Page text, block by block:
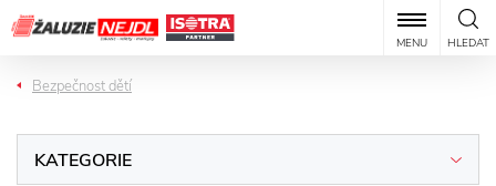
HLEDAT
MENU
Bezpečnost dětí
KATEGORIE